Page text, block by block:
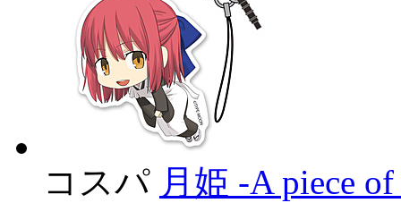
コスパ 月姫 -A piece